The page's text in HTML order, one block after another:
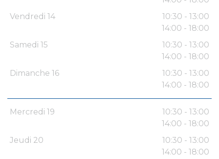
Vendredi 14
10:30 - 13:00
14:00 - 18:00
Samedi 15
10:30 - 13:00
14:00 - 18:00
Dimanche 16
10:30 - 13:00
14:00 - 18:00
Mercredi 19
10:30 - 13:00
14:00 - 18:00
Jeudi 20
10:30 - 13:00
14:00 - 18:00